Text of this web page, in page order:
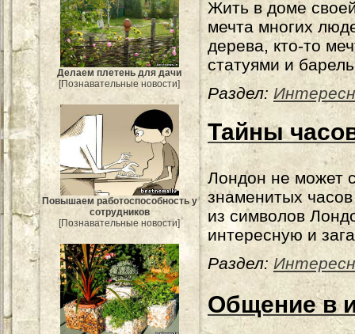
Делаем плетень для дачи
[Познавательные новости]
Повышаем работоспособность у
сотрудников
[Познавательные новости]
Жить в доме
мечта многих
дерева, кто-то
статуями и
Раздел:
Тайны
Лондон не может
знаменитых
из символов
интересную и
Раздел:
Общение в